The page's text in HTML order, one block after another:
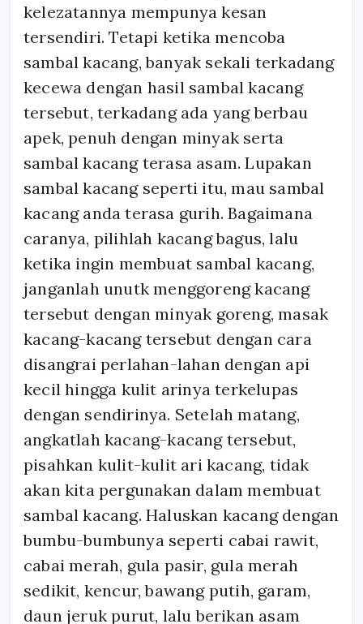
kelezatannya mempunya kesan
tersendiri. Tetapi ketika mencoba
sambal kacang, banyak sekali terkadang
kecewa dengan hasil sambal kacang
tersebut, terkadang ada yang berbau
apek, penuh dengan minyak serta
sambal kacang terasa asam. Lupakan
sambal kacang seperti itu, mau sambal
kacang anda terasa gurih. Bagaimana
caranya, pilihlah kacang bagus, lalu
ketika ingin membuat sambal kacang,
janganlah unutk menggoreng kacang
tersebut dengan minyak goreng, masak
kacang-kacang tersebut dengan cara
disangrai perlahan-lahan dengan api
kecil hingga kulit arinya terkelupas
dengan sendirinya. Setelah matang,
angkatlah kacang-kacang tersebut,
pisahkan kulit-kulit ari kacang, tidak
akan kita pergunakan dalam membuat
sambal kacang. Haluskan kacang dengan
bumbu-bumbunya seperti cabai rawit,
cabai merah, gula pasir, gula merah
sedikit, kencur, bawang putih, garam,
daun jeruk purut, lalu berikan asam